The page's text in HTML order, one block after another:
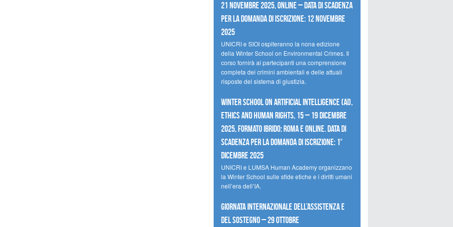
21 novembre 2025, Online – Data di scadenza
per la domanda di iscrizione: 12 novembre
2025
UNICRI e SIOI ospiteranno la nona edizione
della Winter School on Environmental Crimes. Il
corso fornirà ai partecipanti una comprensione
completa dei crimini ambientali e delle attuali
risposte del sistema di giustizia.
Winter School on Artificial Intelligence (AI),
Ethics and Human Rights, 15 – 19 dicembre
2025, Formato Ibrido: Roma e online. Data di
scadenza per la domanda di iscrizione: 1°
dicembre 2025
UNICRI e LUMSA Human Academy organizzano
la Winter School sulle sfide etiche e i diritti umani
nell’era dell’IA.
Giornata internazionale dell’assistenza e
del sostegno – 29 ottobre